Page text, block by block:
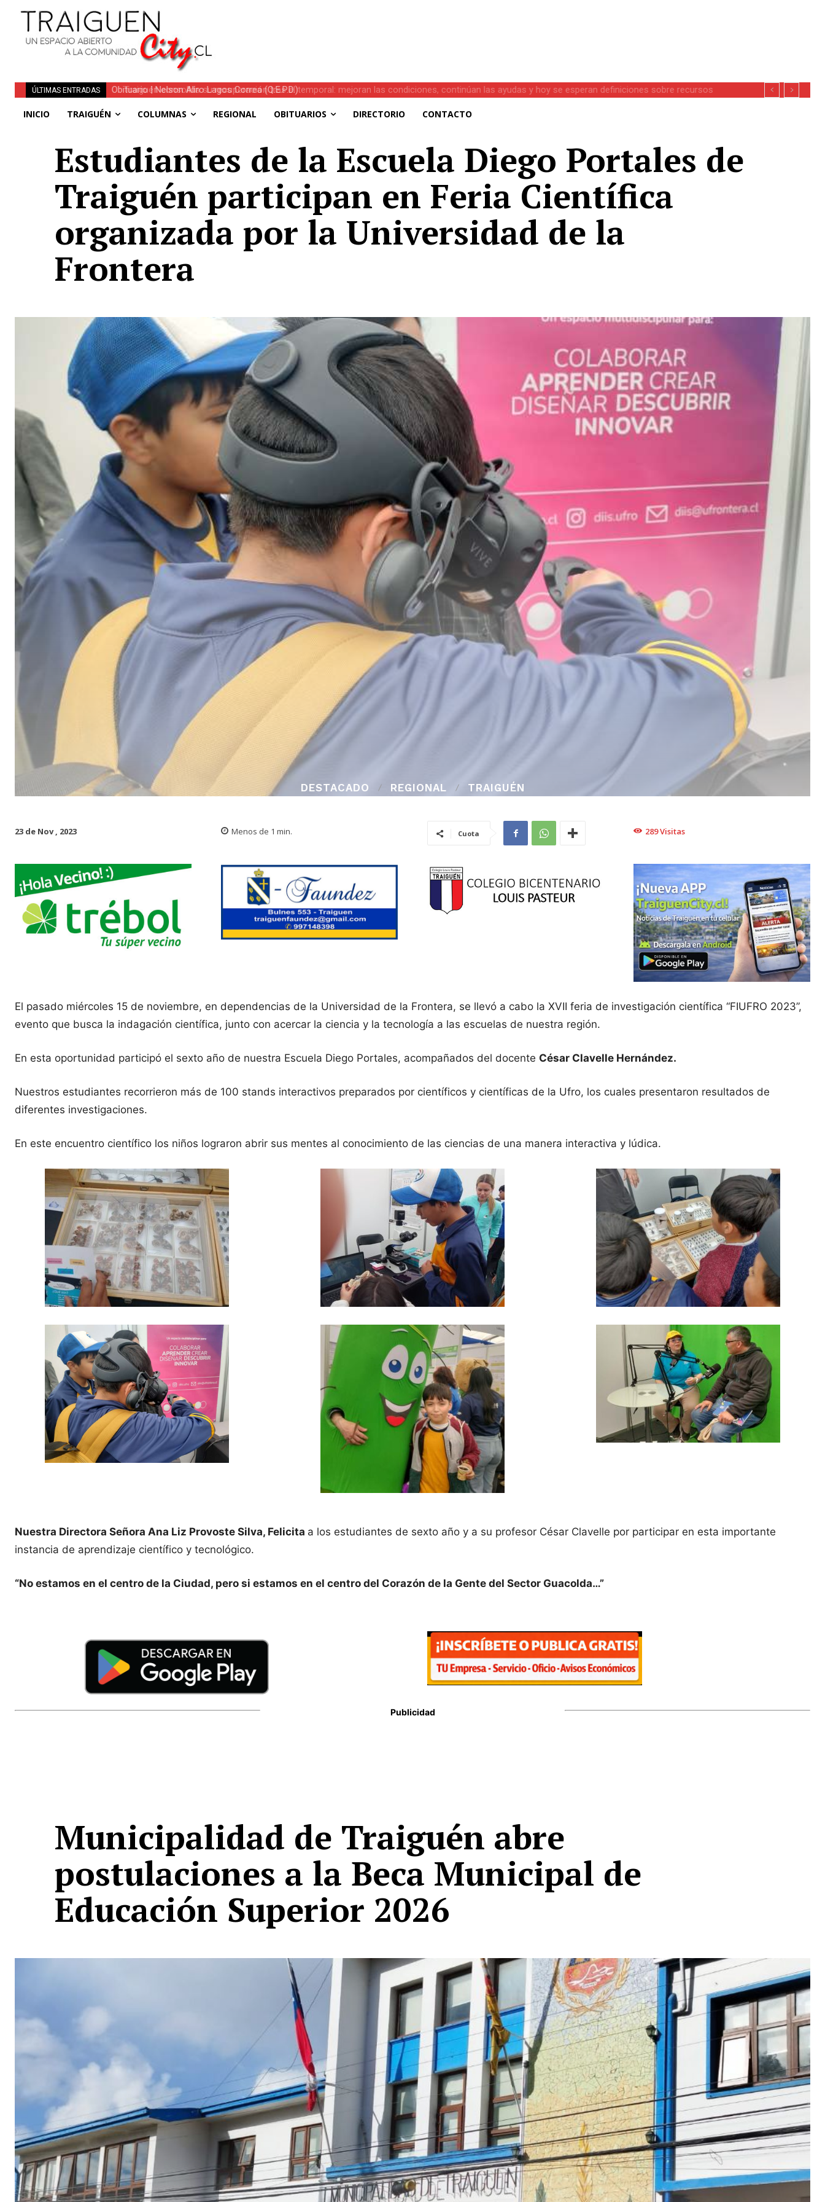
ÚLTIMAS ENTRADAS
Traiguén consolida su recuperación tras el temporal: mejoran las condiciones, continúan las ayudas y hoy se esperan definiciones sobre recursos
INICIO TRAIGUÉN COLUMNAS REGIONAL OBITUARIOS DIRECTORIO CONTACTO
Estudiantes de la Escuela Diego Portales de
Traiguén participan en Feria Científica
organizada por la Universidad de la
Frontera
DESTACADO REGIONAL TRAIGUÉN
23 de Nov , 2023 Menos de 1 min. Cuota 289Visitas
El pasado miércoles 15 de noviembre, en dependencias de la Universidad de la Frontera, se llevó a cabo la XVII feria de investigación científica “FIUFRO 2023”,
evento que busca la indagación científica, junto con acercar la ciencia y la tecnología a las escuelas de nuestra región.
En esta oportunidad participó el sexto año de nuestra Escuela Diego Portales, acompañados del docente César Clavelle Hernández.
Nuestros estudiantes recorrieron más de 100 stands interactivos preparados por científicos y científicas de la Ufro, los cuales presentaron resultados de
diferentes investigaciones.
En este encuentro científico los niños lograron abrir sus mentes al conocimiento de las ciencias de una manera interactiva y lúdica.
Nuestra Directora Señora Ana Liz Provoste Silva, Felicita a los estudiantes de sexto año y a su profesor César Clavelle por participar en esta importante
instancia de aprendizaje científico y tecnológico.
“No estamos en el centro de la Ciudad, pero si estamos en el centro del Corazón de la Gente del Sector Guacolda…”
Publicidad